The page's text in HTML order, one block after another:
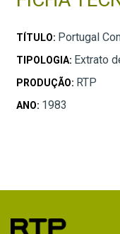
TÍTULO: Portugal
TIPOLOGIA: Extrato
PRODUÇÃO: RTP
ANO: 1983